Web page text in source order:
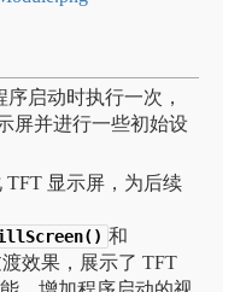
序启动时执行一次，
屏并进行一些初始设
TFT 显示屏，为后续
和
效果，展示了 TFT